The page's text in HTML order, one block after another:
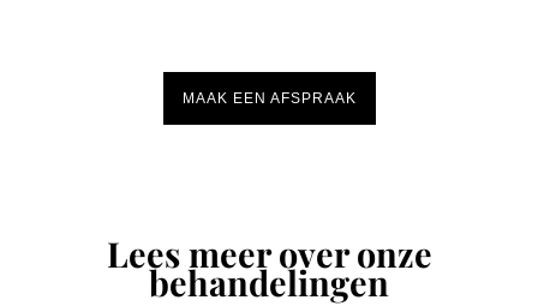
MAAK EEN AFSPRAAK
Lees meer over onze
behandelingen